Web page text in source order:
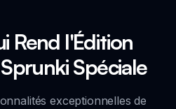
Rend l'Édition
Spéciale
exceptionnelles de